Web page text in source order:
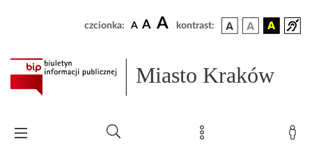
czcionka: A A A kontrast:
Miasto Kraków